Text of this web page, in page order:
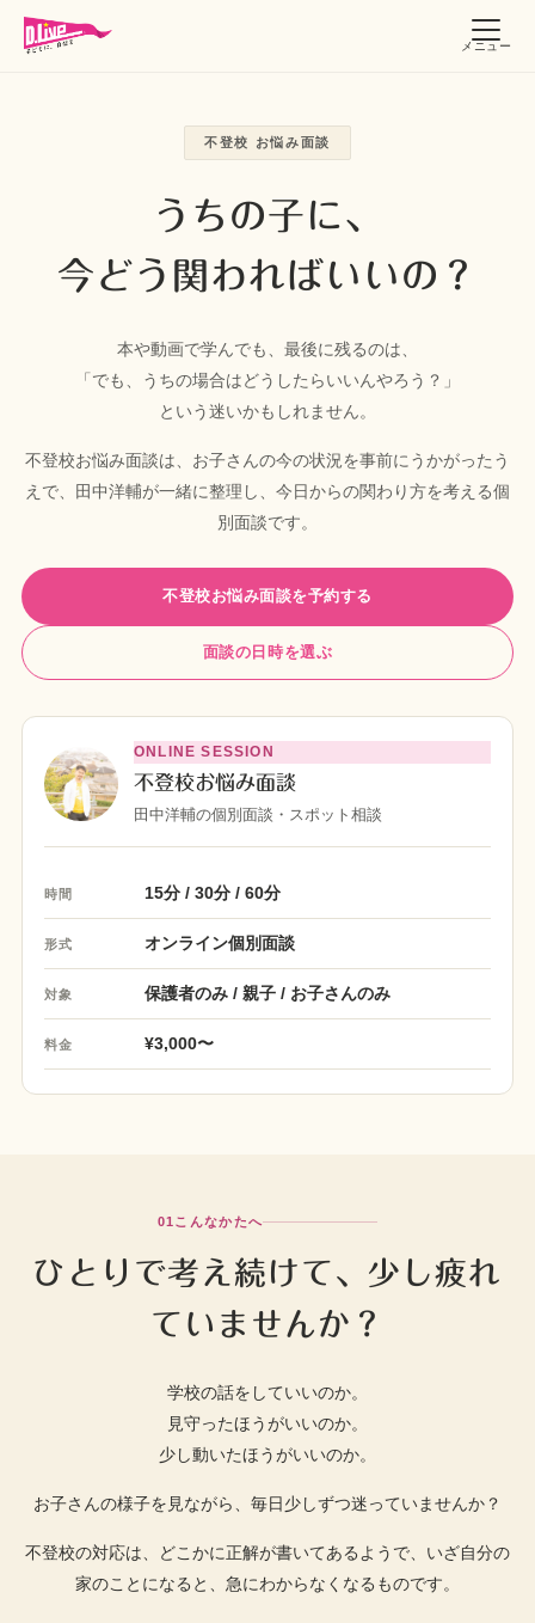
メニュー
不登校 お悩み面談
うちの子に、
今どう関わればいいの？
本や動画で学んでも、最後に残るのは、
「でも、うちの場合はどうしたらいいんやろう？」
という迷いかもしれません。
不登校お悩み面談は、お子さんの今の状況を事前にうかがったう
えで、田中洋輔が一緒に整理し、今日からの関わり方を考える個
別面談です。
不登校お悩み面談を予約する
面談の日時を選ぶ
ONLINE SESSION
不登校お悩み面談
田中洋輔の個別面談・スポット相談
時間 15分 / 30分 / 60分
形式 オンライン個別面談
対象 保護者のみ / 親子 / お子さんのみ
料金 ¥3,000〜
01 こんなかたへ
ひとりで考え続けて、少し疲れ
ていませんか？
学校の話をしていいのか。
見守ったほうがいいのか。
少し動いたほうがいいのか。
お子さんの様子を見ながら、毎日少しずつ迷っていませんか？
不登校の対応は、どこかに正解が書いてあるようで、いざ自分の
家のことになると、急にわからなくなるものです。